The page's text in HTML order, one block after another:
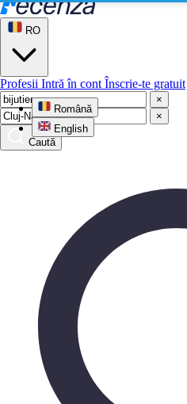
RO
Română
English
Profesii Intră în cont Înscrie-te gratuit
×
×
Caută